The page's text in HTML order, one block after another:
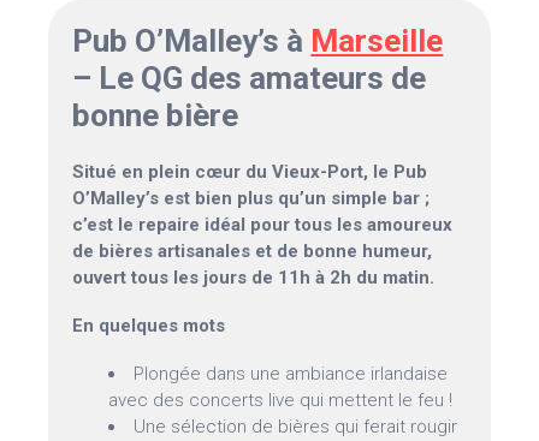
Pub O’Malley’s à Marseille
– Le QG des amateurs de
bonne bière
Situé en plein cœur du Vieux-Port, le Pub
O’Malley’s est bien plus qu’un simple bar ;
c’est le repaire idéal pour tous les amoureux
de bières artisanales et de bonne humeur,
ouvert tous les jours de 11h à 2h du matin.
En quelques mots
Plongée dans une ambiance irlandaise
avec des concerts live qui mettent le feu !
Une sélection de bières qui ferait rougir